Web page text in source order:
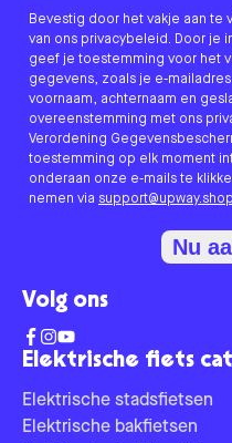
Elektrische fiets
Elektrische stadsfietsen
Elektrische bakfietsen
Bevestig door het vakje aan te
van ons privacybeleid. Door je
geef je toestemming voor het
gegevens, zoals je e-
voornaam, achternaam en
overeenstemming met ons
Verordening
toestemming op elk moment
onderaan onze e-mails te
nemen via support@upway.shop
Nu
Volg ons